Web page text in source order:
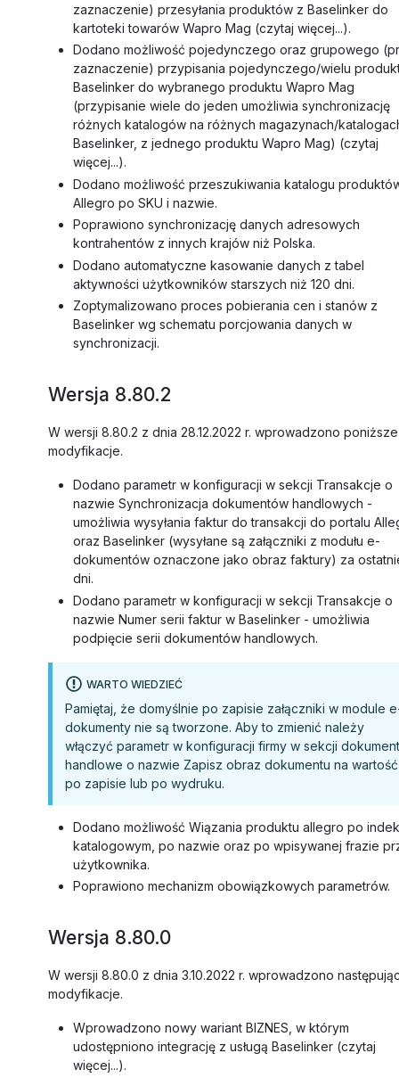
zaznaczenie) przesyłania produktów z Baselinker do
kartoteki towarów Wapro Mag (czytaj więcej...).
Dodano możliwość pojedynczego oraz grupowego
zaznaczenie) przypisania pojedynczego/wielu
Baselinker do wybranego produktu Wapro Mag
(przypisanie wiele do jeden umożliwia synchronizację
różnych katalogów na różnych magazynach/
Baselinker, z jednego produktu Wapro Mag) (czytaj
więcej...).
Dodano możliwość przeszukiwania katalogu
Allegro po SKU i nazwie.
Poprawiono synchronizację danych adresowych
kontrahentów z innych krajów niż Polska.
Dodano automatyczne kasowanie danych z tabel
aktywności użytkowników starszych niż 120 dni.
Zoptymalizowano proces pobierania cen i stanów z
Baselinker wg schematu porcjowania danych w
synchronizacji.
Wersja 8.80.2
W wersji 8.80.2 z dnia 28.12.2022 r. wprowadzono poniższe
modyfikacje.
Dodano parametr w konfiguracji w sekcji Transakcje o
nazwie Synchronizacja dokumentów handlowych -
umożliwia wysyłania faktur do transakcji do portalu
oraz Baselinker (wysyłane są załączniki z modułu e-
dokumentów oznaczone jako obraz faktury) za
dni.
Dodano parametr w konfiguracji w sekcji Transakcje o
nazwie Numer serii faktur w Baselinker - umożliwia
podpięcie serii dokumentów handlowych.
WARTO WIEDZIEĆ
Pamiętaj, że domyślnie po zapisie załączniki w module
dokumenty nie są tworzone. Aby to zmienić należy
włączyć parametr w konfiguracji firmy w sekcji
handlowe o nazwie Zapisz obraz dokumentu na wartość
po zapisie lub po wydruku.
Dodano możliwość Wiązania produktu allegro po
katalogowym, po nazwie oraz po wpisywanej frazie
użytkownika.
Poprawiono mechanizm obowiązkowych parametrów.
Wersja 8.80.0
W wersji 8.80.0 z dnia 3.10.2022 r. wprowadzono
modyfikacje.
Wprowadzono nowy wariant BIZNES, w którym
udostępniono integrację z usługą Baselinker (czytaj
więcej...).